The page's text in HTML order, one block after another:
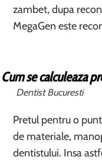
zambet, dupa
MegaGen este
Cum se calculeaza
Dentist Bucuresti
Pretul pentru o
de materiale,
dentistului. Insa